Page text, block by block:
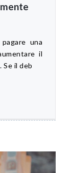
una
il
il deb